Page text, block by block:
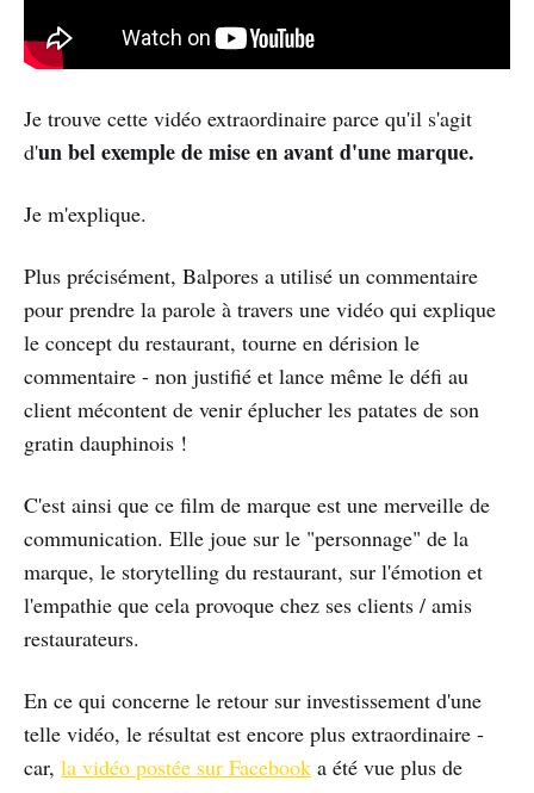
Je trouve cette vidéo extraordinaire parce qu'il s'agit
d'un bel exemple de mise en avant d'une marque.
Je m'explique.
Plus précisément, Balpores a utilisé un commentaire
pour prendre la parole à travers une vidéo qui explique
le concept du restaurant, tourne en dérision le
commentaire - non justifié et lance même le défi au
client mécontent de venir éplucher les patates de son
gratin dauphinois !
C'est ainsi que ce film de marque est une merveille de
communication. Elle joue sur le "personnage" de la
marque, le storytelling du restaurant, sur l'émotion et
l'empathie que cela provoque chez ses clients / amis
restaurateurs.
En ce qui concerne le retour sur investissement d'une
telle vidéo, le résultat est encore plus extraordinaire -
car, la vidéo postée sur Facebook a été vue plus de